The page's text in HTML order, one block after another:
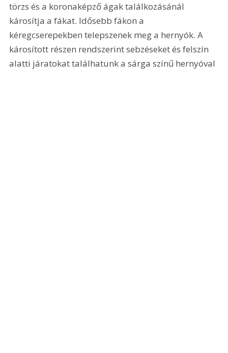
törzs és a koronaképző ágak találkozásánál
károsítja a fákat. Idősebb fákon a
kéregcserepekben telepszenek meg a hernyók. A
károsított részen rendszerint sebzéseket és felszín
alatti járatokat találhatunk a sárga színű hernyóval